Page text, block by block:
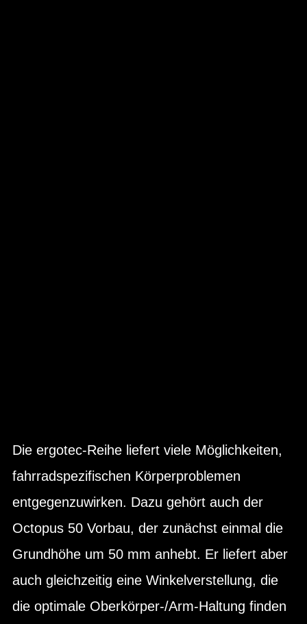
Die ergotec-Reihe liefert viele Möglichkeiten,
fahrradspezifischen Körperproblemen
entgegenzuwirken. Dazu gehört auch der
Octopus 50 Vorbau, der zunächst einmal die
Grundhöhe um 50 mm anhebt. Er liefert aber
auch gleichzeitig eine Winkelverstellung, die
die optimale Oberkörper-/Arm-Haltung finden